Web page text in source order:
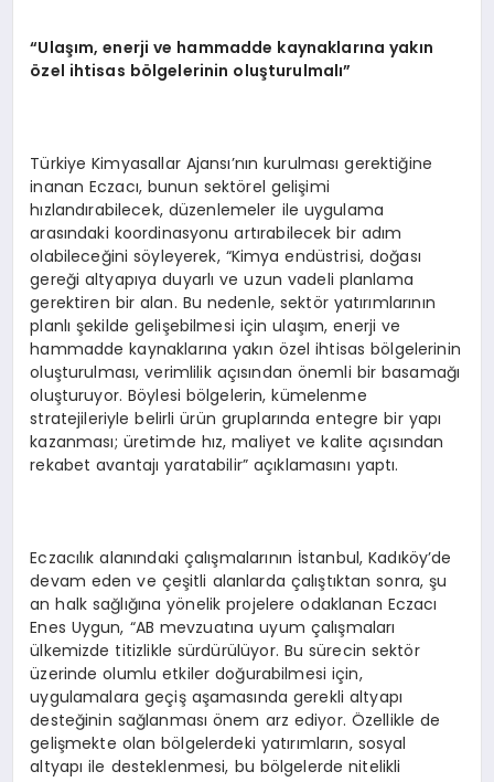
“Ulaşım, enerji ve hammadde kaynaklarına yakın
özel ihtisas bölgelerinin oluşturulmalı”
Türkiye Kimyasallar Ajansı’nın kurulması gerektiğine
inanan Eczacı, bunun sektörel gelişimi
hızlandırabilecek, düzenlemeler ile uygulama
arasındaki koordinasyonu artırabilecek bir adım
olabileceğini söyleyerek, “Kimya endüstrisi, doğası
gereği altyapıya duyarlı ve uzun vadeli planlama
gerektiren bir alan. Bu nedenle, sektör yatırımlarının
planlı şekilde gelişebilmesi için ulaşım, enerji ve
hammadde kaynaklarına yakın özel ihtisas bölgelerinin
oluşturulması, verimlilik açısından önemli bir basamağı
oluşturuyor. Böylesi bölgelerin, kümelenme
stratejileriyle belirli ürün gruplarında entegre bir yapı
kazanması; üretimde hız, maliyet ve kalite açısından
rekabet avantajı yaratabilir” açıklamasını yaptı.
Eczacılık alanındaki çalışmalarının İstanbul, Kadıköy’de
devam eden ve çeşitli alanlarda çalıştıktan sonra, şu
an halk sağlığına yönelik projelere odaklanan Eczacı
Enes Uygun, “AB mevzuatına uyum çalışmaları
ülkemizde titizlikle sürdürülüyor. Bu sürecin sektör
üzerinde olumlu etkiler doğurabilmesi için,
uygulamalara geçiş aşamasında gerekli altyapı
desteğinin sağlanması önem arz ediyor. Özellikle de
gelişmekte olan bölgelerdeki yatırımların, sosyal
altyapı ile desteklenmesi, bu bölgelerde nitelikli